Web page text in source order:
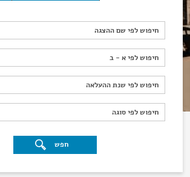
חיפוש לפי שם ההצגה
חיפוש לפי א - ב
חיפוש לפי א - ב
חיפוש לפי שנת ההעלאה
חיפוש לפי שנת ההעלאה
חיפוש לפי סוגה
חיפוש לפי סוגה
חפש